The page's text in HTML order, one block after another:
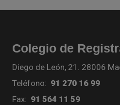
Colegio de
Diego de León, 21. 28006
Teléfono: 91 270 16 99
Fax: 91 564 11 59